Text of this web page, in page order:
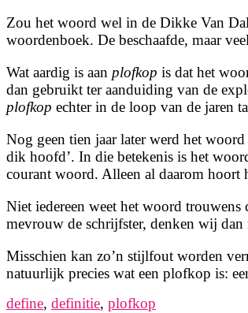
Zou het woord wel in de Dikke Van
woordenboek. De beschaafde, maar
Wat aardig is aan plofkop is dat het
dan gebruikt ter aanduiding van de
plofkop echter in de loop van de jaren
Nog geen tien jaar later werd het
dik hoofd’. In die betekenis is het
courant woord. Alleen al daarom hoort
Niet iedereen weet het woord
mevrouw de schrijfster, denken wij dan
Misschien kan zo’n stijlfout worden
natuurlijk precies wat een plofkop is:
define, definitie, plofkop